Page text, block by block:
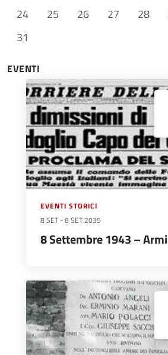
24
25 26 27 28
31
EVENTI
EVENTI STORICI
8 SET -8 SET 2035
8 Settembre 1943 –